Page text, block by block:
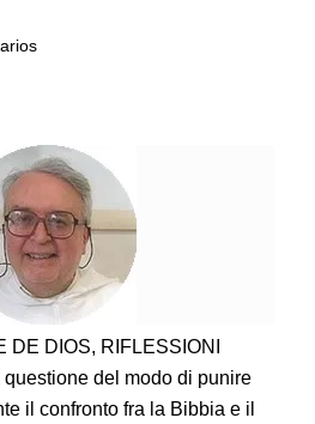
DE DIOS, RIFLESSIONI
del modo di punire
il confronto fra la Bibbia e il